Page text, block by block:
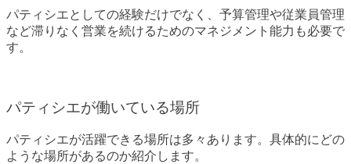
パティシエとしての経験だけでなく、予算管理や従業員管理
など滞りなく営業を続けるためのマネジメント能力も必要で
す。
パティシエが働いている場所
パティシエが活躍できる場所は多々あります。具体的にどの
ような場所があるのか紹介します。